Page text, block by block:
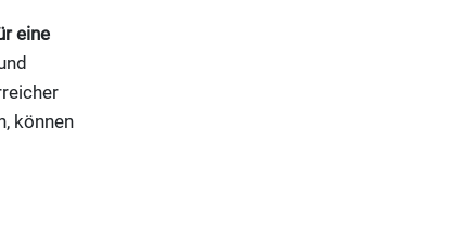
eine
können